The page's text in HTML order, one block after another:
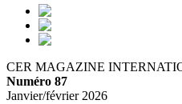
CER MAGAZINE
Numéro 87
Janvier/février 2026